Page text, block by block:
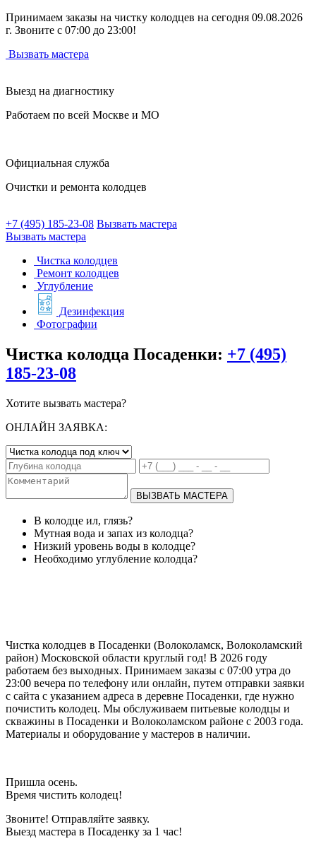
Принимаем заказы на чистку колодцев на сегодня 09.08.2026
г. Звоните с 07:00 до 23:00!
Вызвать мастера
Выезд на диагностику
Работаем по всей Москве и МО
Официальная служба
Очистки и ремонта колодцев
+7 (495) 185-23-08 Вызвать мастера
Вызвать мастера
Чистка колодцев
Ремонт колодцев
Углубление
Дезинфекция
Фотографии
Чистка колодца Посаденки: +7 (495)
185-23-08
Хотите вызвать мастера?
ОНЛАЙН ЗАЯВКА:
ВЫЗВАТЬ МАСТЕРА
В колодце ил, глязь?
Мутная вода и запах из колодца?
Низкий уровень воды в колодце?
Необходимо углубление колодца?
Чистка колодцев в Посаденки (Волоколамск, Волоколамский
район) Московской области круглый год! В 2026 году
работаем без выходных. Принимаем заказы с 07:00 утра до
23:00 вечера по телефону или онлайн, путем отправки заявки
с сайта с указанием адреса в деревне Посаденки, где нужно
почистить колодец. Мы обслуживаем питьевые колодцы и
скважины в Посаденки и Волоколамском районе с 2003 года.
Материалы и оборудование у мастеров в наличии.
Пришла осень.
Время чистить колодец!
Звоните! Отправляйте заявку.
Выезд мастера в Посаденку за 1 час!